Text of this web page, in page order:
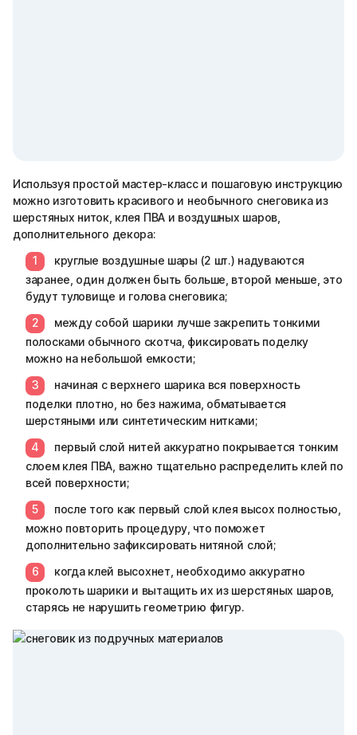
Используя простой мастер-класс и пошаговую инструкцию
можно изготовить красивого и необычного снеговика из
шерстяных ниток, клея ПВА и воздушных шаров,
дополнительного декора:
круглые воздушные шары (2 шт.) надуваются
заранее, один должен быть больше, второй меньше, это
будут туловище и голова снеговика;
между собой шарики лучше закрепить тонкими
полосками обычного скотча, фиксировать поделку
можно на небольшой емкости;
начиная с верхнего шарика вся поверхность
поделки плотно, но без нажима, обматывается
шерстяными или синтетическим нитками;
первый слой нитей аккуратно покрывается тонким
слоем клея ПВА, важно тщательно распределить клей по
всей поверхности;
после того как первый слой клея высох полностью,
можно повторить процедуру, что поможет
дополнительно зафиксировать нитяной слой;
когда клей высохнет, необходимо аккуратно
проколоть шарики и вытащить их из шерстяных шаров,
старясь не нарушить геометрию фигур.